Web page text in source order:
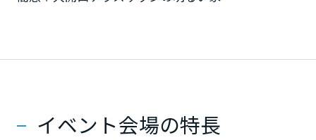
イベント会場の特長
岐阜県